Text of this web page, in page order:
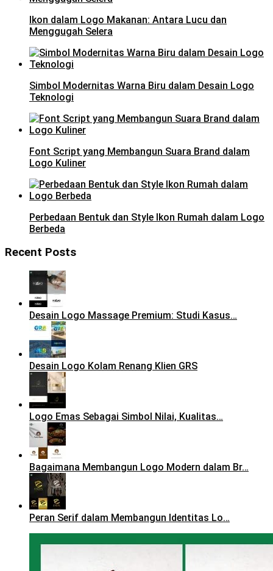
Ikon dalam Logo Makanan: Antara Lucu dan
Menggugah Selera
Simbol Modernitas Warna Biru dalam Desain Logo
Teknologi
Font Script yang Membangun Suara Brand dalam
Logo Kuliner
Perbedaan Bentuk dan Style Ikon Rumah dalam Logo
Berbeda
Recent Posts
Desain Logo Massage Premium: Studi Kasus…
Desain Logo Kolam Renang Klien GRS
Logo Emas Sebagai Simbol Nilai, Kualitas…
Bagaimana Membangun Logo Modern dalam Br…
Peran Serif dalam Membangun Identitas Lo…